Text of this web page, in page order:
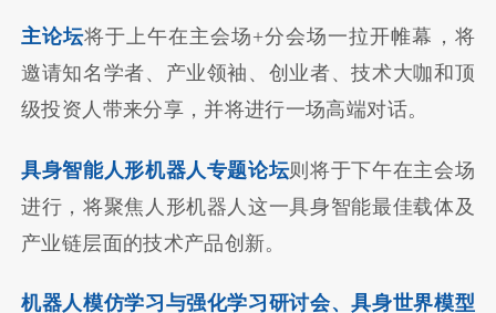
主论坛将于上午在主会场+分会场一拉开帷幕，将
邀请知名学者、产业领袖、创业者、技术大咖和顶
级投资人带来分享，并将进行一场高端对话。
具身智能人形机器人专题论坛则将于下午在主会场
进行，将聚焦人形机器人这一具身智能最佳载体及
产业链层面的技术产品创新。
机器人模仿学习与强化学习研讨会、具身世界模型